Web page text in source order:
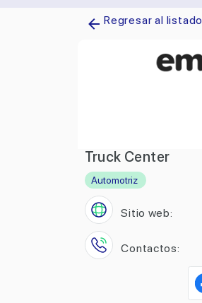
Regresar al listado
Truck Center
Automotriz
Sitio web:
Contactos: